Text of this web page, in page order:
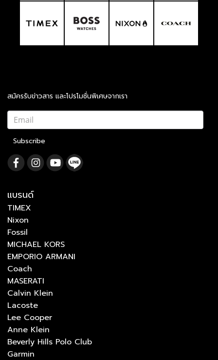
สมัครรับข่าวสาร และโปรโมชั่นพิเศษจากเรา
Subscribe
แบรนด์
TIMEX
Nixon
Fossil
MICHAEL KORS
EMPORIO ARMANI
Coach
MASERATI
Calvin Klein
Lacoste
Lee Cooper
Anne Klein
Beverly Hills Polo Club
Garmin